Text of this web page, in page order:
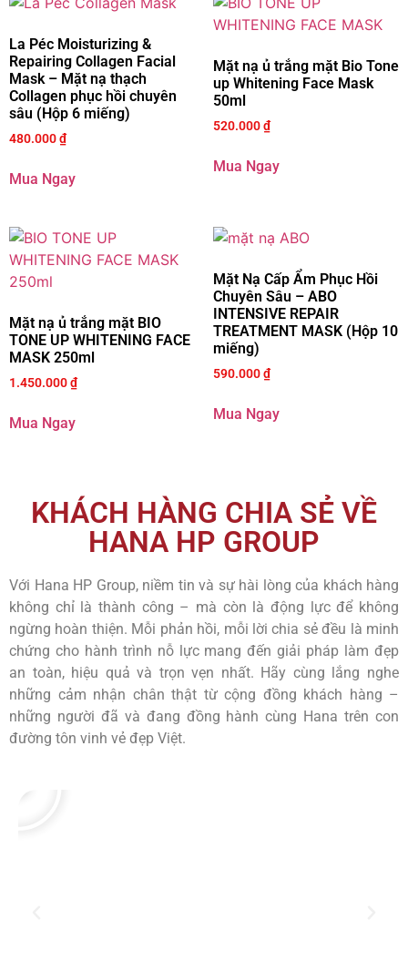
La Péc Moisturizing &
Repairing Collagen Facial
Mask – Mặt nạ thạch
Collagen phục hồi chuyên
sâu (Hộp 6 miếng)
480.000₫
Mua Ngay
Mặt nạ ủ trắng mặt Bio Tone
up Whitening Face Mask
50ml
520.000₫
Mua Ngay
Mặt nạ ủ trắng mặt BIO
TONE UP WHITENING FACE
MASK 250ml
1.450.000₫
Mua Ngay
Mặt Nạ Cấp Ẩm Phục Hồi
Chuyên Sâu – ABO
INTENSIVE REPAIR
TREATMENT MASK (Hộp 10
miếng)
590.000₫
Mua Ngay
KHÁCH HÀNG CHIA SẺ VỀ
HANA HP GROUP
Với Hana HP Group, niềm tin và sự hài lòng của khách hàng
không chỉ là thành công – mà còn là động lực để không
ngừng hoàn thiện. Mỗi phản hồi, mỗi lời chia sẻ đều là minh
chứng cho hành trình nỗ lực mang đến giải pháp làm đẹp
an toàn, hiệu quả và trọn vẹn nhất. Hãy cùng lắng nghe
những cảm nhận chân thật từ cộng đồng khách hàng –
những người đã và đang đồng hành cùng Hana trên con
đường tôn vinh vẻ đẹp Việt.